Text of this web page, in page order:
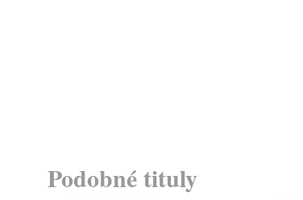
Podobné tituly